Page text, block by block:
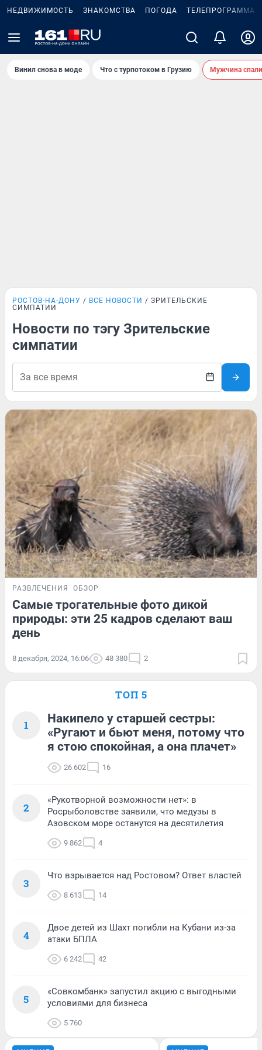
НЕДВИЖИМОСТЬ ЗНАКОМСТВА ПОГОДА ТЕЛЕПРОГРАММА
Винил снова в моде Что с турпотоком в Грузию Мужчина
РОСТОВ-НА-ДОНУ ВСЕ НОВОСТИ
ЗРИТЕЛЬСКИЕ
СИМПАТИИ
Новости по тэгу Зрительские
симпатии
РАЗВЛЕЧЕНИЯ ОБЗОР
Самые трогательные фото дикой
природы: эти 25 кадров сделают ваш
день
8 декабря, 2024, 16:06 48 380 2
ТОП 5
1
Накипело у старшей сестры:
«Ругают и бьют меня, потому что
я стою спокойная, а она плачет»
26 602 16
2
«Рукотворной возможности нет»: в
Росрыболовстве заявили, что медузы в
Азовском море останутся на десятилетия
9 862 4
3
Что взрывается над Ростовом? Ответ властей
8 613 14
4
Двое детей из Шахт погибли на Кубани из-за
атаки БПЛА
6 242 42
5
«Совкомбанк» запустил акцию с выгодными
условиями для бизнеса
5 760